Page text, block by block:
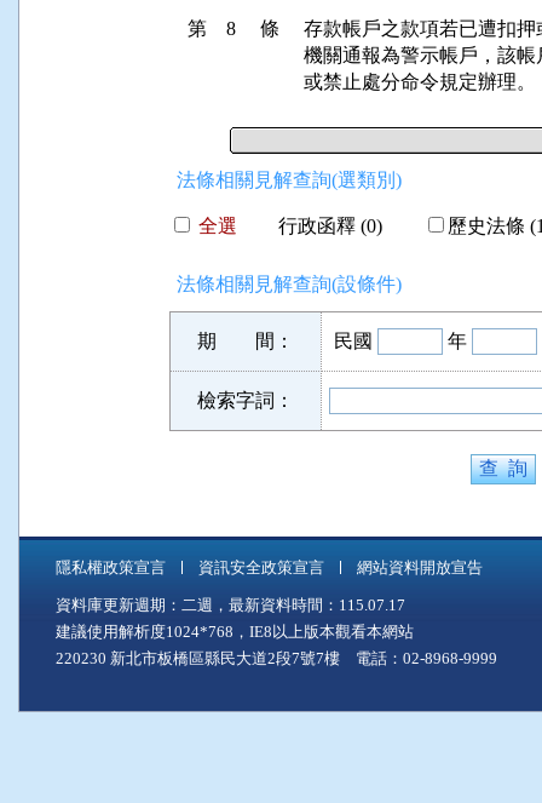
第 8 條
存款帳戶之款項若已遭扣
機關通報為警示帳戶，該
或禁止處分命令規定辦理。
法條相關見解查詢(選類別)
全選 行政函釋 (0) 歷史法條
法條相關見解查詢(設條件)
期 間： 民國 年
檢索字詞：
隱私權政策宣言 資訊安全政策宣言 網站資料開放宣告
資料庫更新週期：二週，最新資料時間：115.07.17
建議使用解析度1024*768，IE8以上版本觀看本網站
220230 新北市板橋區縣民大道2段7號7樓 電話：02-8968-9999